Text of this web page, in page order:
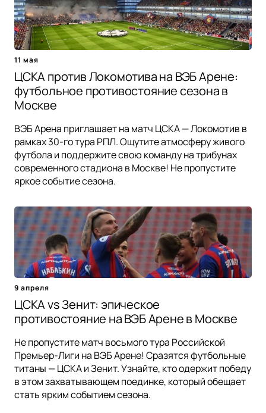
11 мая
ЦСКА против Локомотива на ВЭБ Арене:
футбольное противостояние сезона в
Москве
ВЭБ Арена приглашает на матч ЦСКА — Локомотив в
рамках 30-го тура РПЛ. Ощутите атмосферу живого
футбола и поддержите свою команду на трибунах
современного стадиона в Москве! Не пропустите
яркое событие сезона.
9 апреля
ЦСКА vs Зенит: эпическое
противостояние на ВЭБ Арене в Москве
Не пропустите матч восьмого тура Российской
Премьер-Лиги на ВЭБ Арене! Сразятся футбольные
титаны — ЦСКА и Зенит. Узнайте, кто одержит победу
в этом захватывающем поединке, который обещает
стать ярким событием сезона.